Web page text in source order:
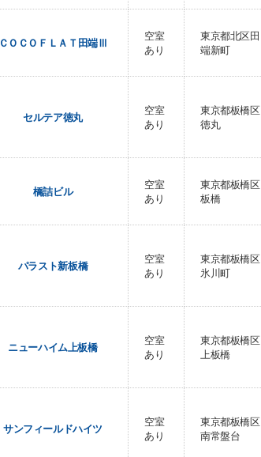
ＣＯＣＯＦＬＡＴ田端Ⅲ
空室
あり
東京都北区田
端新町
セルテア徳丸
空室
あり
東京都板橋区
徳丸
橋詰ビル
空室
あり
東京都板橋区
板橋
パラスト新板橋
空室
あり
東京都板橋区
氷川町
ニューハイム上板橋
空室
あり
東京都板橋区
上板橋
サンフィールドハイツ
空室
あり
東京都板橋区
南常盤台